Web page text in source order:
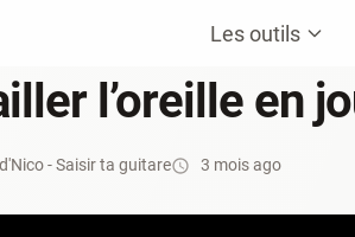
Les outils
l’oreille en
- Saisir ta guitare 3 mois ago